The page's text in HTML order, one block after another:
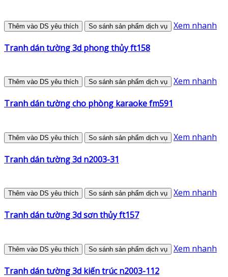
Thêm vào DS yêu thích So sánh sản phẩm dịch vụ Xem nhanh
Tranh dán tường 3d phong thủy ft158
Thêm vào DS yêu thích So sánh sản phẩm dịch vụ Xem nhanh
Tranh dán tường cho phòng karaoke fm591
Thêm vào DS yêu thích So sánh sản phẩm dịch vụ Xem nhanh
Tranh dán tường 3d n2003-31
Thêm vào DS yêu thích So sánh sản phẩm dịch vụ Xem nhanh
Tranh dán tường 3d sơn thủy ft157
Thêm vào DS yêu thích So sánh sản phẩm dịch vụ Xem nhanh
Tranh dán tường 3d kiến trúc n2003-112